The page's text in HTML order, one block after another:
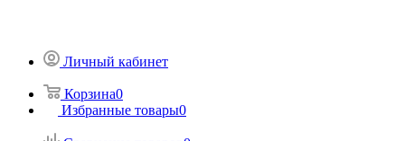
Личный кабинет
Корзина0
Избранные товары0